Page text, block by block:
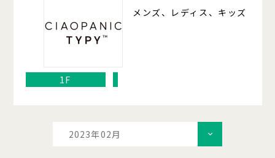
メンズ、レディス、キッズ
1F
2023年02月